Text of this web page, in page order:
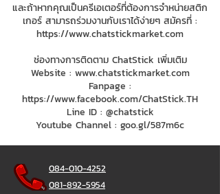
และถ้าหากคุณเป็นครีเอเตอร์ที่ต้องการจำหน่ายสติก
เกอร์ สามารถร่วมงานกับเราได้ง่ายๆ สมัครที่ :
https://www.chatstickmarket.com
ช่องทางการติดตาม ChatStick เพิ่มเติม
Website : www.chatstickmarket.com
Fanpage :
https://www.facebook.com/ChatStick.TH
Line ID : @chatstick
Youtube Channel : goo.gl/587m6c
084-010-4252
081-892-5954